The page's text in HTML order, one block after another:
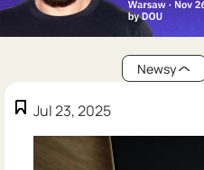
Newsy
Jul 23, 2025